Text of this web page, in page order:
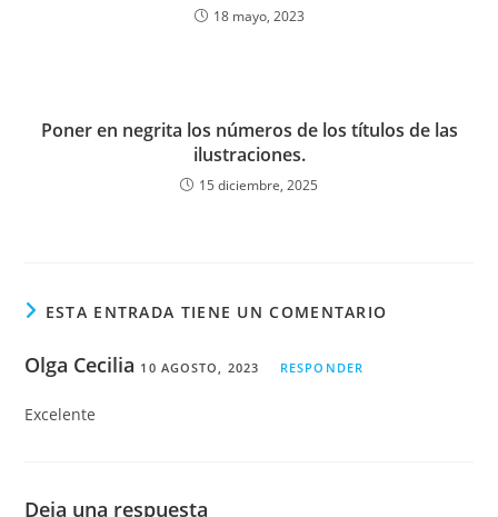
18 mayo, 2023
Poner en negrita los números de los títulos de las
ilustraciones.
15 diciembre, 2025
ESTA ENTRADA TIENE UN COMENTARIO
Olga Cecilia 10 AGOSTO, 2023 RESPONDER
Excelente
Deja una respuesta